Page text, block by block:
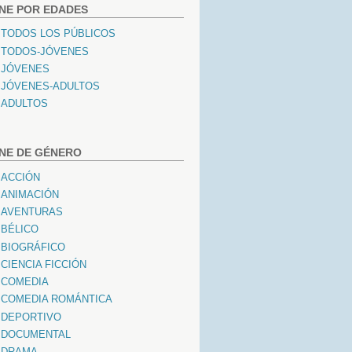
POR EDADES
TODOS LOS PÚBLICOS
TODOS-JÓVENES
JÓVENES
JÓVENES-ADULTOS
ADULTOS
DE GÉNERO
ACCIÓN
ANIMACIÓN
AVENTURAS
BÉLICO
BIOGRÁFICO
CIENCIA FICCIÓN
COMEDIA
COMEDIA ROMÁNTICA
DEPORTIVO
DOCUMENTAL